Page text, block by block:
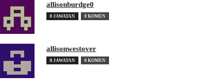
allisonburdge0
0 JAWATAN 0 KOMEN
allisonwestover
0 JAWATAN 0 KOMEN